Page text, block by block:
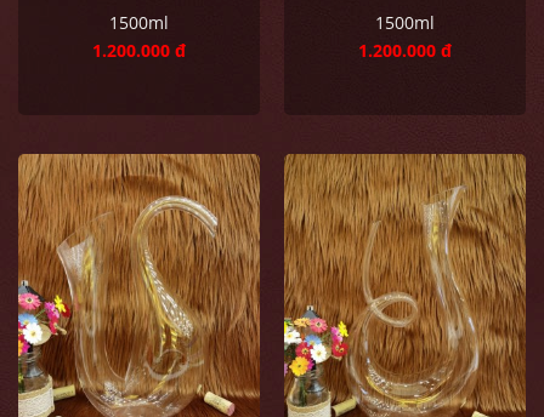
1500ml
1.200.000 đ
1500ml
1.200.000 đ